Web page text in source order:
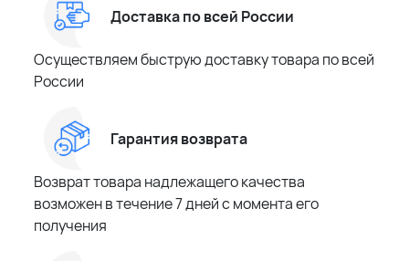
Доставка по всей России
Осуществляем быструю доставку товара по всей
России
Гарантия возврата
Возврат товара надлежащего качества
возможен в течение 7 дней с момента его
получения